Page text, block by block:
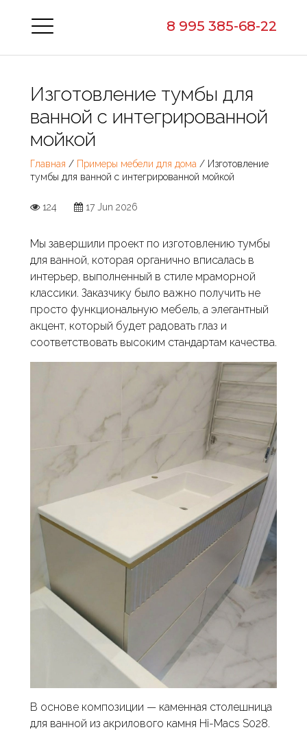
8 995 385-68-22
Изготовление тумбы для
ванной с интегрированной
мойкой
Главная / Примеры мебели для дома / Изготовление
тумбы для ванной с интегрированной мойкой
124 17 Jun 2026
Мы завершили проект по изготовлению тумбы
для ванной, которая органично вписалась в
интерьер, выполненный в стиле мраморной
классики. Заказчику было важно получить не
просто функциональную мебель, а элегантный
акцент, который будет радовать глаз и
соответствовать высоким стандартам качества.
В основе композиции — каменная столешница
для ванной из акрилового камня Hi-Macs S028.